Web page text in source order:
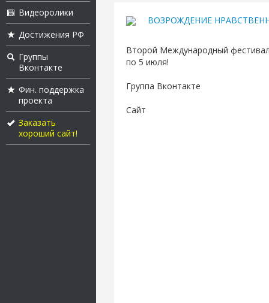
Видеоролики
Достижения РФ
Группы
Вконтакте
Фин. поддержка
проекта
Заказать
хороший сайт!
ВОЗРОЖДЕНИЕ
Второй Международный
по 5 июля!
Группа Вконтакте
Сайт